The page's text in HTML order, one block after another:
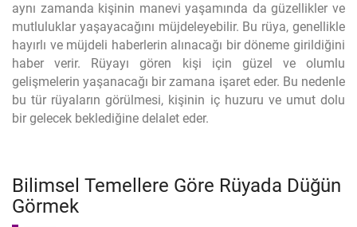
aynı zamanda kişinin manevi yaşamında da güzellikler ve
mutluluklar yaşayacağını müjdeleyebilir. Bu rüya, genellikle
hayırlı ve müjdeli haberlerin alınacağı bir döneme girildiğini
haber verir. Rüyayı gören kişi için güzel ve olumlu
gelişmelerin yaşanacağı bir zamana işaret eder. Bu nedenle
bu tür rüyaların görülmesi, kişinin iç huzuru ve umut dolu
bir gelecek beklediğine delalet eder.
Bilimsel Temellere Göre Rüyada Düğün
Görmek